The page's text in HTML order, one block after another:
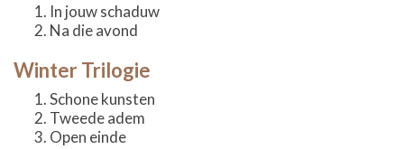
In jouw schaduw
Na die avond
Winter Trilogie
Schone kunsten
Tweede adem
Open einde